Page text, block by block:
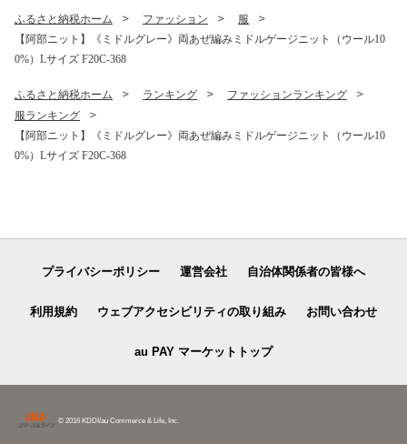
ふるさと納税ホーム ファッション
服
【阿部ニット】《ミドルグレー》両あぜ編みミドルゲージニット（ウール10
0%）Lサイズ F20C-368
ふるさと納税ホーム ランキング
ファッションランキング
服ランキング
【阿部ニット】《ミドルグレー》両あぜ編みミドルゲージニット（ウール10
0%）Lサイズ F20C-368
プライバシーポリシー 運営会社 自治体関係者の皆様へ
利用規約 ウェブアクセシビリティの取り組み お問い合わせ
au PAY マーケットトップ
© 2016 KDDI/au Commerce & Life, Inc.